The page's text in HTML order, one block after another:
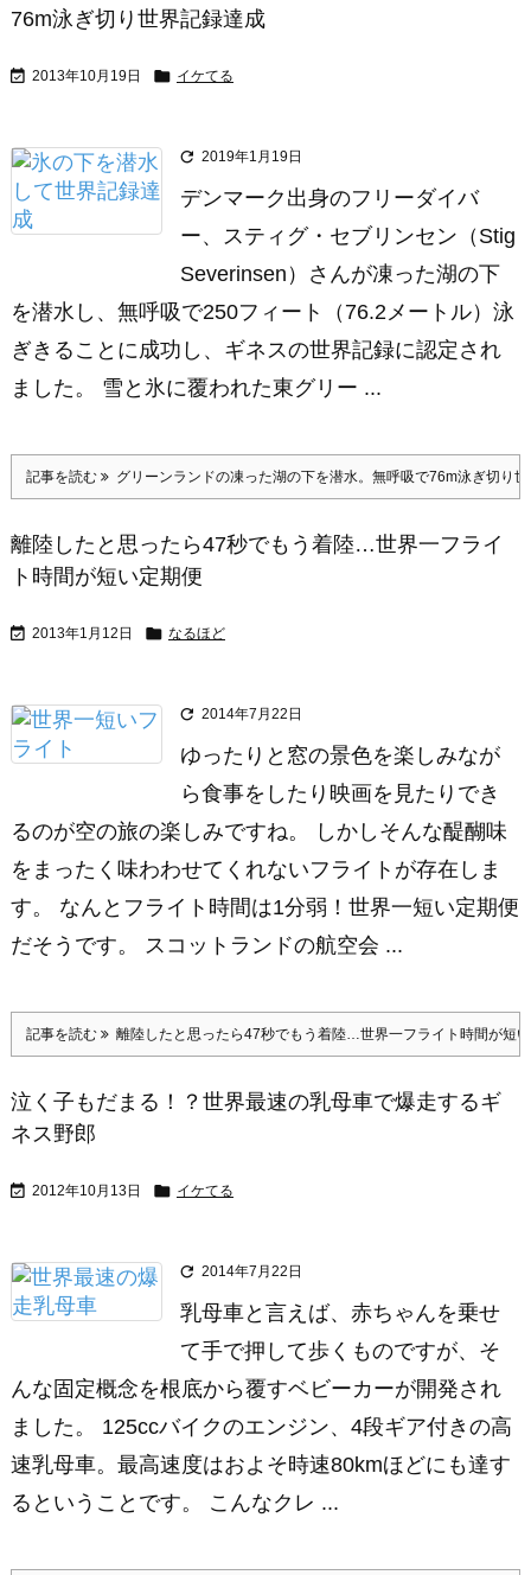
76m泳ぎ切り世界記録達成
 2013年10月19日  イケてる
 2019年1月19日
デンマーク出身のフリーダイバ
ー、スティグ・セブリンセン（Stig
Severinsen）さんが凍った湖の下
を潜水し、無呼吸で250フィート（76.2メートル）泳
ぎきることに成功し、ギネスの世界記録に認定され
ました。 雪と氷に覆われた東グリー ...
記事を読む グリーンランドの凍った湖の下を潜水。無呼吸で76m泳ぎ切り
離陸したと思ったら47秒でもう着陸…世界一フライ
ト時間が短い定期便
 2013年1月12日  なるほど
 2014年7月22日
ゆったりと窓の景色を楽しみなが
ら食事をしたり映画を見たりでき
るのが空の旅の楽しみですね。 しかしそんな醍醐味
をまったく味わわせてくれないフライトが存在しま
す。 なんとフライト時間は1分弱！世界一短い定期便
だそうです。 スコットランドの航空会 ...
記事を読む 離陸したと思ったら47秒でもう着陸…世界一フライト時間が短
泣く子もだまる！？世界最速の乳母車で爆走するギ
ネス野郎
 2012年10月13日  イケてる
 2014年7月22日
乳母車と言えば、赤ちゃんを乗せ
て手で押して歩くものですが、そ
んな固定概念を根底から覆すベビーカーが開発され
ました。 125ccバイクのエンジン、4段ギア付きの高
速乳母車。最高速度はおよそ時速80kmほどにも達す
るということです。 こんなクレ ...